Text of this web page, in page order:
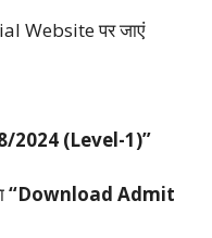
Website पर जाएं
2024 (Level-1)”
“Download Admit